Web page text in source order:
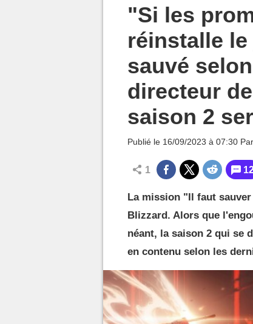
"Si les
réinstalle
sauvé
directeur
saison 2
Publié le 16/09/2023 à 07:30 Par
1
La mission "Il faut
Blizzard. Alors que
néant, la saison 2 qui se
en contenu selon les